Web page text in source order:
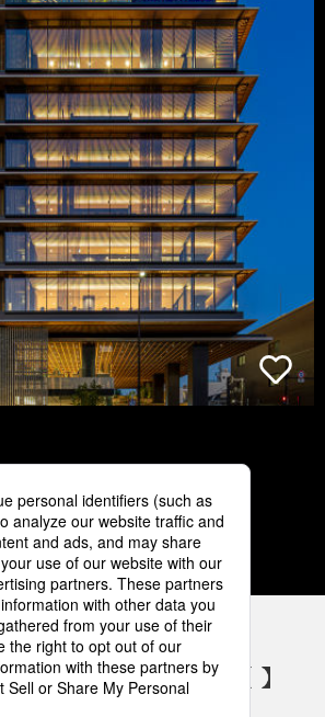
3 4 5
の電気設備 SNSアカウント